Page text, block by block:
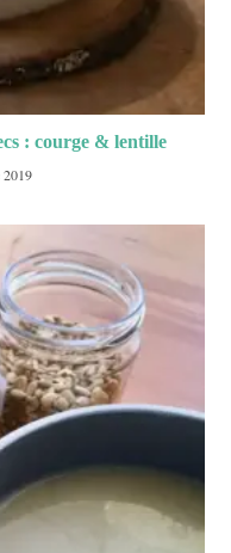
: courge & lentille
2019